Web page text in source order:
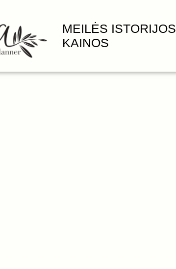
MEILĖS ISTORIJOS
KAINOS